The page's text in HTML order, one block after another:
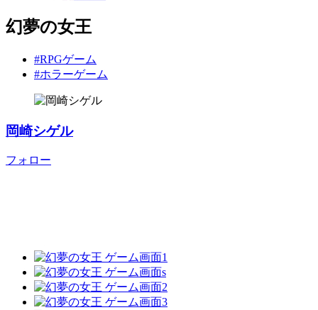
幻夢の女王
#RPGゲーム
#ホラーゲーム
岡崎シゲル
フォロー